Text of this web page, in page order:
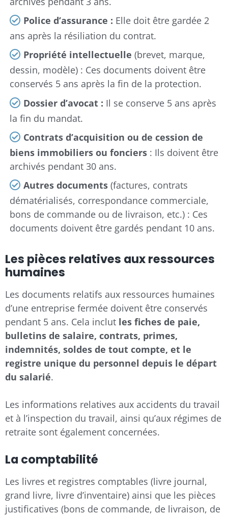
Police d’assurance : Elle doit être gardée 2
ans après la résiliation du contrat.
Propriété intellectuelle (brevet, marque,
dessin, modèle) : Ces documents doivent être
conservés 5 ans après la fin de la protection.
Dossier d’avocat : Il se conserve 5 ans après
la fin du mandat.
Contrats d’acquisition ou de cession de
biens immobiliers ou fonciers : Ils doivent être
archivés pendant 30 ans.
Autres documents (factures, contrats
dématérialisés, correspondance commerciale,
bons de commande ou de livraison, etc.) : Ces
documents doivent être gardés pendant 10 ans.
Les pièces relatives aux ressources
humaines
Les documents relatifs aux ressources humaines
d’une entreprise fermée doivent être conservés
pendant 5 ans. Cela inclut les fiches de paie,
bulletins de salaire, contrats, primes,
indemnités, soldes de tout compte, et le
registre unique du personnel depuis le départ
du salarié.
Les informations relatives aux accidents du travail
et à l’inspection du travail, ainsi qu’aux régimes de
retraite sont également concernées.
La comptabilité
Les livres et registres comptables (livre journal,
grand livre, livre d’inventaire) ainsi que les pièces
justificatives (bons de commande, de livraison, de